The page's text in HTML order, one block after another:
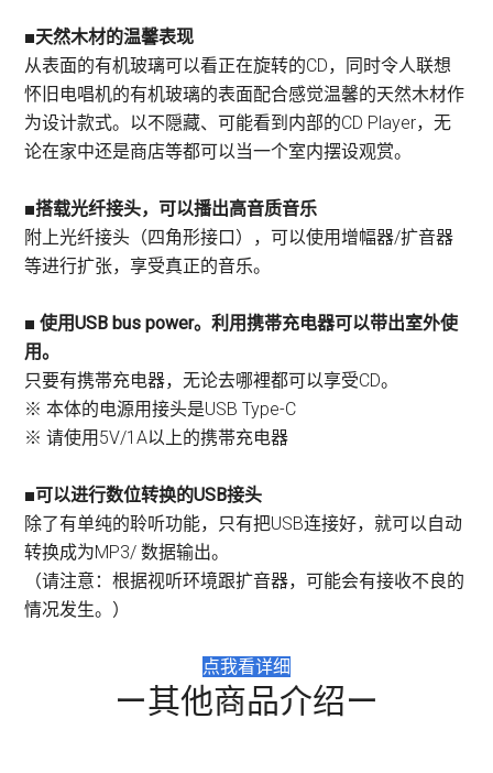
■天然木材的温馨表现
从表面的有机玻璃可以看正在旋转的CD，同时令人联想
怀旧电唱机的有机玻璃的表面配合感觉温馨的天然木材作
为设计款式。以不隠藏、可能看到内部的CD Player，无
论在家中还是商店等都可以当一个室内摆设观赏。
■搭载光纤接头，可以播出高音质音乐
附上光纤接头（四角形接口），可以使用增幅器/扩音器
等进行扩张，享受真正的音乐。
■ 使用USB bus power。利用携帯充电器可以带出室外使
用。
只要有携帯充电器，无论去哪裡都可以享受CD。
※ 本体的电源用接头是USB Type-C
※ 请使用5V/1A以上的携帯充电器
■可以进行数位转换的USB接头
除了有单纯的聆听功能，只有把USB连接好，就可以自动
转换成为MP3/ 数据输出。
（请注意：根据视听环境跟扩音器，可能会有接收不良的
情况发生。）
点我看详细
ー其他商品介绍ー